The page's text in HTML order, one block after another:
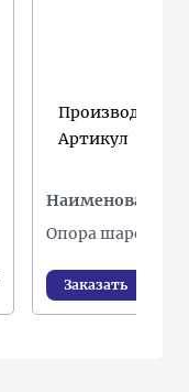
Производит.
Артикул
Наименование
Опора шаровая
Заказать